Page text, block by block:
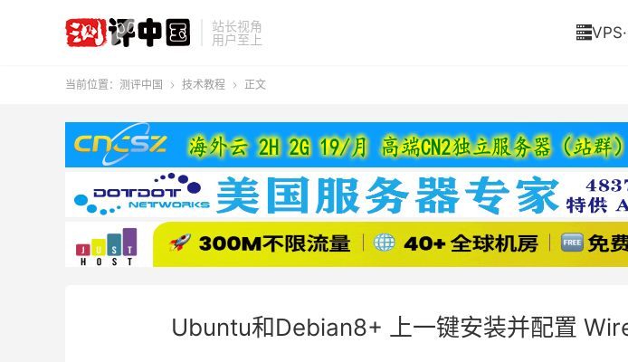
站长视角
用户至上

当前位置： 测评中国  技术教程  正文
Ubuntu和Debian8+ 上一键安装并配置